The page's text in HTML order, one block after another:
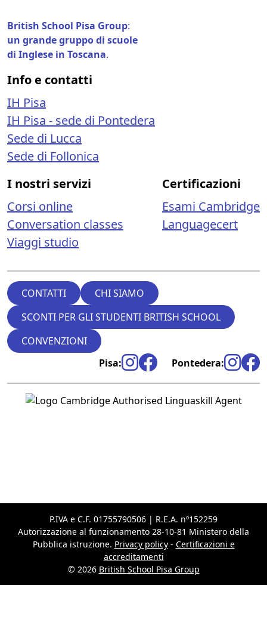
British School Pisa Group:
un grande gruppo di scuole
di Inglese in Toscana.
Info e contatti
IH Pisa
IH Pisa - sede di Pontedera
Sede di Lucca
Sede di Follonica
I nostri servizi
Corsi online
Conversation classes
Viaggi studio
Certificazioni
Esami Cambridge
Languagecert
CONTATTI
CHI SIAMO
SCONTI PER GLI STUDENTI BRITISH SCHOOL
CONVENZIONI
Pisa:
Pontedera:
P.IVA e C.F. 01755790506 | R.E.A. nº152259
Autorizzazione al funzionamento 28-10-81 Ministero della
Pubblica istruzione. Privacy policy- Certificazioni e
accreditamenti
© 2026 British School Pisa Group